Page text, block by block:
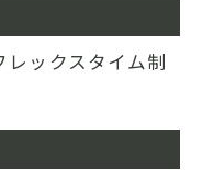
ックスタイム制